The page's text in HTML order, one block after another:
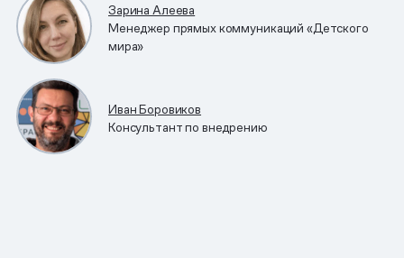
Зарина Алеева
Менеджер прямых коммуникаций «Детского
мира»
Иван Боровиков
Консультант по внедрению